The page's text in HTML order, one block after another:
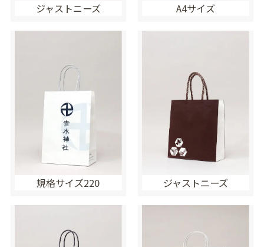
ジャストニーズ A4サイズ
規格サイズ220 ジャストニーズ